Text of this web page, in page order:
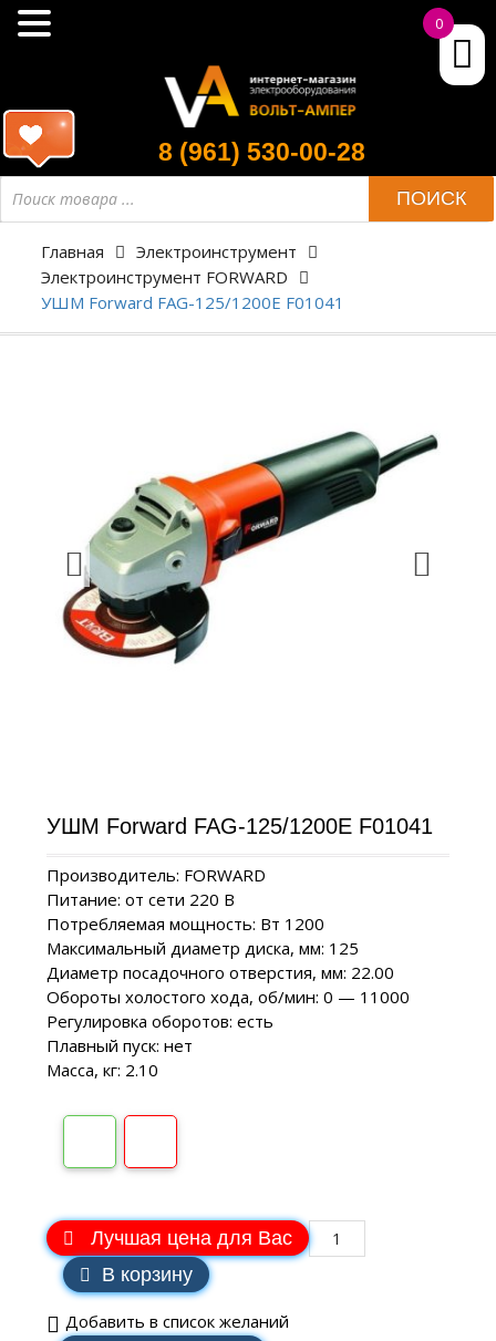
8 (961) 530-00-28
ПОИСК
Главная
Электроинструмент
Электроинструмент FORWARD
УШМ Forward FAG-125/1200E F01041
УШМ Forward FAG-125/1200E F01041
Производитель: FORWARD
Питание: от сети 220 В
Потребляемая мощность: Вт 1200
Максимальный диаметр диска, мм: 125
Диаметр посадочного отверстия, мм: 22.00
Обороты холостого хода, об/мин: 0 — 11000
Регулировка оборотов: есть
Плавный пуск: нет
Масса, кг: 2.10
Лучшая цена для Вас
В корзину
Добавить в список желаний
0